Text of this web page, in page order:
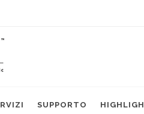
SUPPORTO